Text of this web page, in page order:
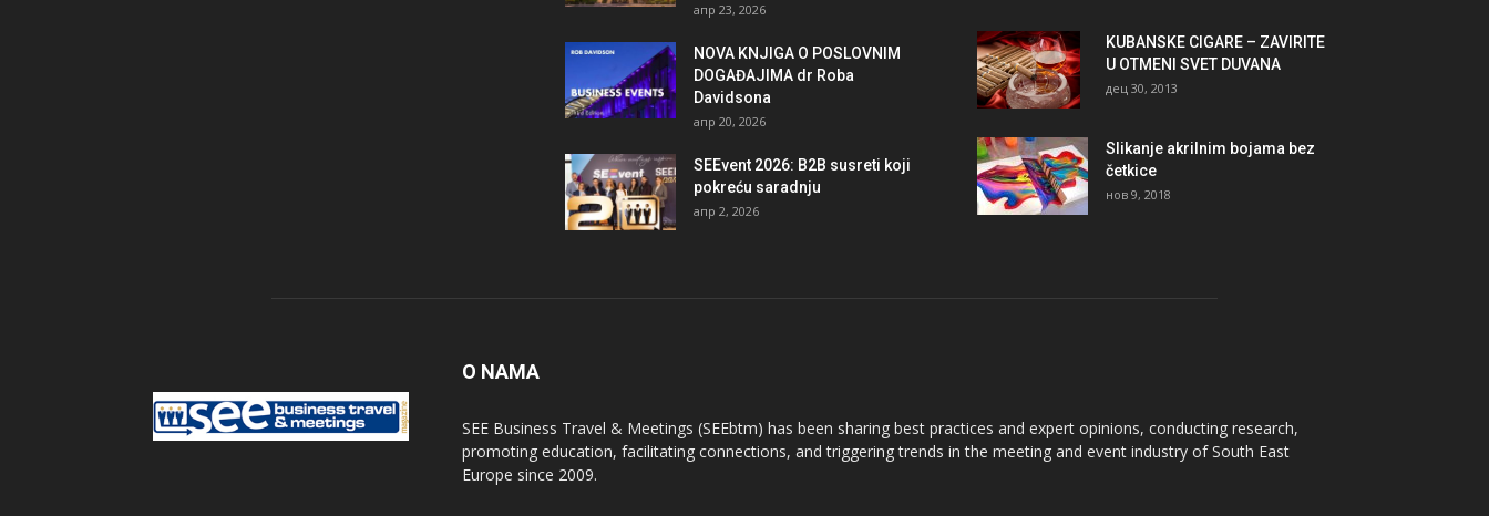
апр 23, 2026
NOVA KNJIGA O POSLOVNIM
DOGAĐAJIMA dr Roba
Davidsona
апр 20, 2026
SEEvent 2026: B2B susreti koji
pokreću saradnju
апр 2, 2026
KUBANSKE CIGARE – ZAVIRITE
U OTMENI SVET DUVANA
дец 30, 2013
Slikanje akrilnim bojama bez
četkice
нов 9, 2018
O NAMA
SEE Business Travel & Meetings (SEEbtm) has been sharing best practices and expert opinions, conducting research,
promoting education, facilitating connections, and triggering trends in the meeting and event industry of South East
Europe since 2009.